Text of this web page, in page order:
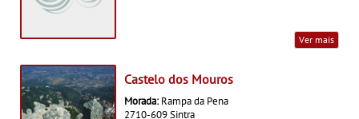
Ver mais
Castelo dos Mouros
Morada: Rampa da Pena
2710-609 Sintra